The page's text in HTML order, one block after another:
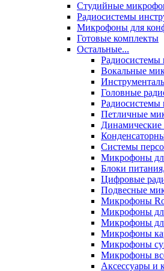
Студийные
Радиосистемы
Микрофоны для
Готовые комплекты
Остальные...
Радиосистемы
Вокальные
Головные
Радиосистемы
Петличные
Системы
Микрофоны
Блоки
Цифровые
Подвесные
Микрофоны
Микрофоны
Микрофоны
Микрофоны
Микрофоны
Микрофоны
Аксессуары и